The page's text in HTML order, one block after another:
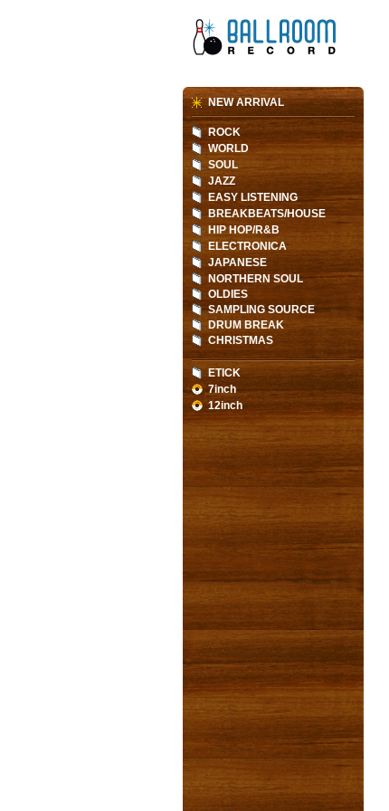
NEW ARRIVAL
ROCK
WORLD
SOUL
JAZZ
EASY LISTENING
BREAKBEATS/HOUSE
HIP HOP/R&B
ELECTRONICA
JAPANESE
NORTHERN SOUL
OLDIES
SAMPLING SOURCE
DRUM BREAK
CHRISTMAS
ETICK
7inch
12inch